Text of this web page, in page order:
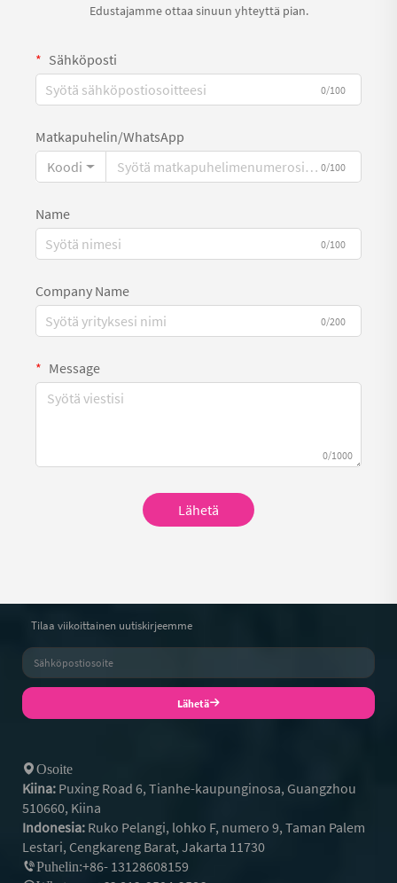
Edustajamme ottaa sinuun yhteyttä pian.
Sähköposti
0/100
Matkapuhelin/WhatsApp
Koodi
0/100
Name
0/100
Company Name
0/200
Message
0/1000
Lähetä
Tilaa viikoittainen uutiskirjeemme
Lähetä
Osoite
Kiina: Puxing Road 6, Tianhe-kaupunginosa, Guangzhou
510660, Kiina
Indonesia: Ruko Pelangi, lohko F, numero 9, Taman Palem
Lestari, Cengkareng Barat, Jakarta 11730
Puhelin:+86- 13128608159